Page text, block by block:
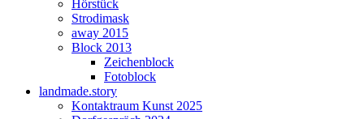
Hörstück
Strodimask
away 2015
Block 2013
Zeichenblock
Fotoblock
landmade.story
Kontaktraum Kunst 2025